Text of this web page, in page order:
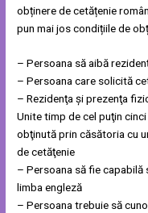
obținere de cetățenie
pun mai jos condițiile de
– Persoana să aibă
– Persoana care solicită
– Rezidenţa şi prezenţa
Unite timp de cel puţin
obţinută prin căsătoria cu
de cetăţenie
– Persoana să fie capabilă
limba engleză
– Persoana trebuie să